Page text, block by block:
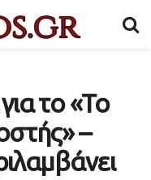
το «Το
–